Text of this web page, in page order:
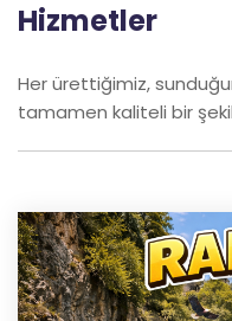
Hizmetler
Her ürettiğimiz,
tamamen kaliteli bir